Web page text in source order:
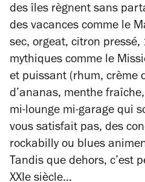
des îles règnent sans
des vacances comme le
sec, orgeat, citron
mythiques comme le
et puissant (rhum, crème
d’ananas, menthe
mi-lounge mi-garage qui
vous satisfait pas, des
rockabilly ou blues
Tandis que dehors, c’est
XXIe siècle…